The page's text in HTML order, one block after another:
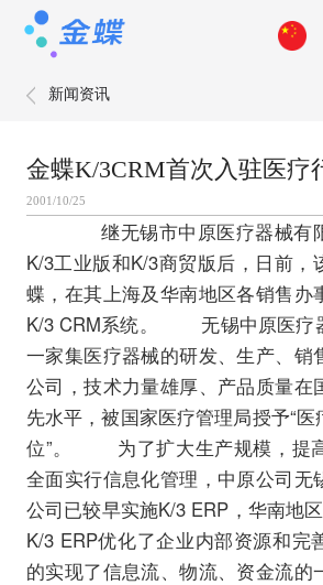
新闻资讯
金蝶K/3CRM首次入驻医疗
2001/10/25
继无锡市中原医疗器械有
K/3工业版和K/3商贸版后，日前，
蝶，在其上海及华南地区各销售办
K/3 CRM系统。 无锡中原医疗
一家集医疗器械的研发、生产、销
公司，技术力量雄厚、产品质量在
先水平，被国家医疗管理局授予“
位”。 为了扩大生产规模，提高
全面实行信息化管理，中原公司无
公司已较早实施K/3 ERP，华南地
K/3 ERP优化了企业内部资源和完
的实现了信息流、物流、资金流的